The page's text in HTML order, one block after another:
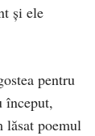
şi ele
pentru
început,
lăsat poemul